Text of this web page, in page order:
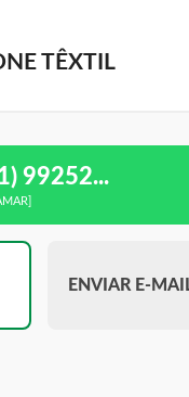
TÊXTIL
99252...
ENVIAR E-